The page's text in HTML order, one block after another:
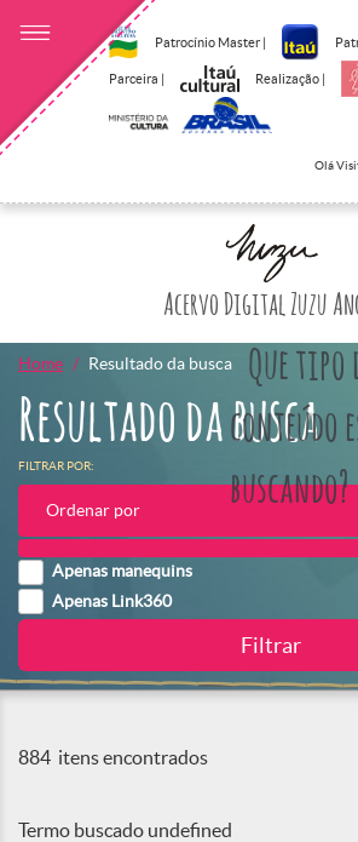
Patrocínio Master |
Parceira | Realização |
Olá
Acervo Digital Zuzu
Que tipo
conteúdo
buscando?
Home Resultado da busca
Resultado da busca
FILTRAR POR:
Ordenar por
Apenas manequins
Apenas Link360
884 itens encontrados
Termo buscado undefined